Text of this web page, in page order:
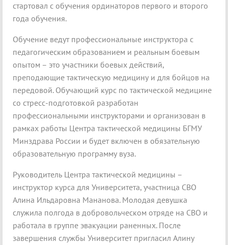
стартовал с обучения ординаторов первого и второго
года обучения.
Обучение ведут профессиональные инструктора с
педагогическим образованием и реальным боевым
опытом – это участники боевых действий,
преподающие тактическую медицину и для бойцов на
передовой. Обучающий курс по тактической медицине
со стресс-подготовкой разработан
профессиональными инструкторами и организован в
рамках работы Центра тактической медицины БГМУ
Минздрава России и будет включен в обязательную
образовательную программу вуза.
Руководитель Центра тактической медицины –
инструктор курса для Университета, участница СВО
Алина Ильдаровна Мананова. Молодая девушка
служила полгода в добровольческом отряде на СВО и
работала в группе эвакуации раненных. После
завершения службы Университет пригласил Алину